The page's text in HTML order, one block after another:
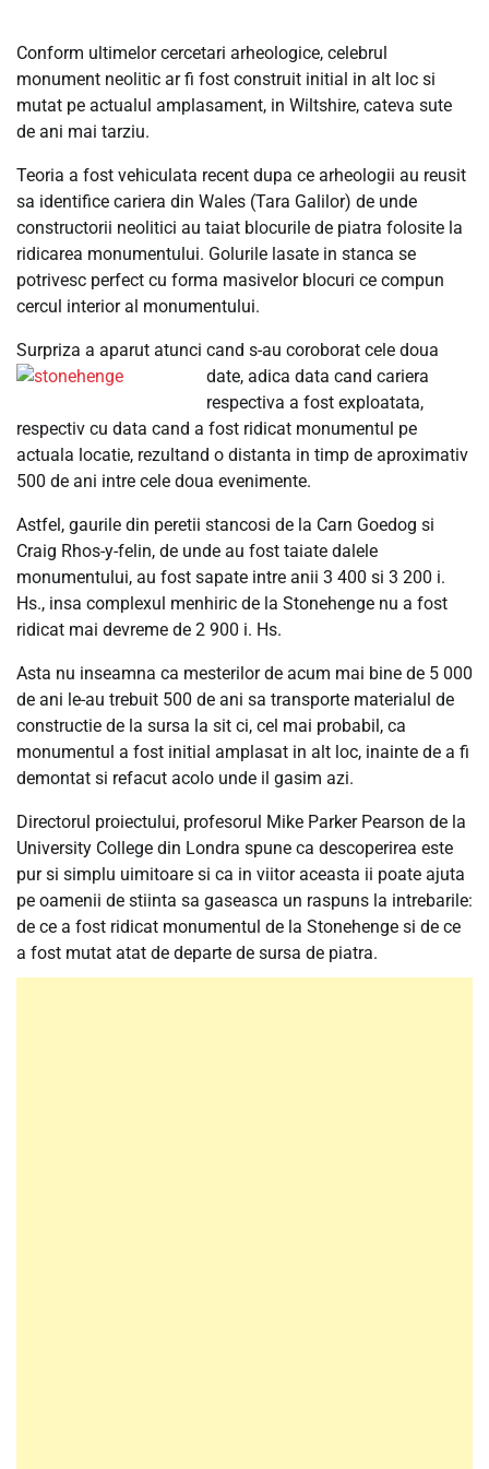
Conform ultimelor cercetari arheologice, celebrul
monument neolitic ar fi fost construit initial in alt loc si
mutat pe actualul amplasament, in Wiltshire, cateva sute
de ani mai tarziu.
Teoria a fost vehiculata recent dupa ce arheologii au reusit
sa identifice cariera din Wales (Tara Galilor) de unde
constructorii neolitici au taiat blocurile de piatra folosite la
ridicarea monumentului. Golurile lasate in stanca se
potrivesc perfect cu forma masivelor blocuri ce compun
cercul interior al monumentului.
Surpriza a aparut atunci cand s-au coroborat cele doua
date, adica data cand cariera
respectiva a fost exploatata,
respectiv cu data cand a fost ridicat monumentul pe
actuala locatie, rezultand o distanta in timp de aproximativ
500 de ani intre cele doua evenimente.
Astfel, gaurile din peretii stancosi de la Carn Goedog si
Craig Rhos-y-felin, de unde au fost taiate dalele
monumentului, au fost sapate intre anii 3 400 si 3 200 i.
Hs., insa complexul menhiric de la Stonehenge nu a fost
ridicat mai devreme de 2 900 i. Hs.
Asta nu inseamna ca mesterilor de acum mai bine de 5 000
de ani le-au trebuit 500 de ani sa transporte materialul de
constructie de la sursa la sit ci, cel mai probabil, ca
monumentul a fost initial amplasat in alt loc, inainte de a fi
demontat si refacut acolo unde il gasim azi.
Directorul proiectului, profesorul Mike Parker Pearson de la
University College din Londra spune ca descoperirea este
pur si simplu uimitoare si ca in viitor aceasta ii poate ajuta
pe oamenii de stiinta sa gaseasca un raspuns la intrebarile:
de ce a fost ridicat monumentul de la Stonehenge si de ce
a fost mutat atat de departe de sursa de piatra.